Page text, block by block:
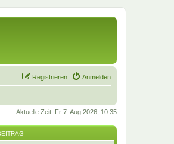
Anmelden
Registrieren
Aktuelle Zeit: Fr 7. Aug 2026, 10:35